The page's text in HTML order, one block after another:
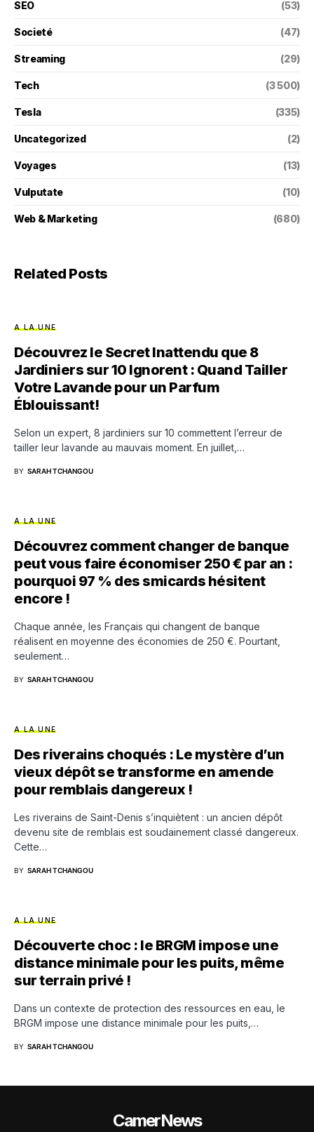
SEO (53)
Societé (47)
Streaming (29)
Tech (3 500)
Tesla (335)
Uncategorized (2)
Voyages (13)
Vulputate (10)
Web & Marketing (680)
Related Posts
A LA UNE
Découvrez le Secret Inattendu que 8
Jardiniers sur 10 Ignorent : Quand Tailler
Votre Lavande pour un Parfum
Éblouissant!
Selon un expert, 8 jardiniers sur 10 commettent l’erreur de
tailler leur lavande au mauvais moment. En juillet,…
BY SARAH TCHANGOU
A LA UNE
Découvrez comment changer de banque
peut vous faire économiser 250 € par an :
pourquoi 97 % des smicards hésitent
encore !
Chaque année, les Français qui changent de banque
réalisent en moyenne des économies de 250 €. Pourtant,
seulement…
BY SARAH TCHANGOU
A LA UNE
Des riverains choqués : Le mystère d’un
vieux dépôt se transforme en amende
pour remblais dangereux !
Les riverains de Saint-Denis s’inquiètent : un ancien dépôt
devenu site de remblais est soudainement classé dangereux.
Cette…
BY SARAH TCHANGOU
A LA UNE
Découverte choc : le BRGM impose une
distance minimale pour les puits, même
sur terrain privé !
Dans un contexte de protection des ressources en eau, le
BRGM impose une distance minimale pour les puits,…
BY SARAH TCHANGOU
CamerNews